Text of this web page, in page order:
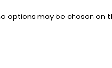
options may be chosen on